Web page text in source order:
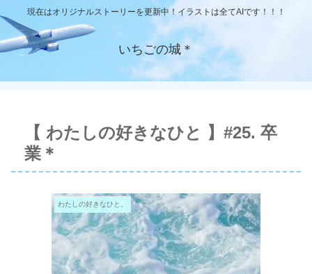
現在はオリジナルストーリーを更新中！イラストは全てAIです！！！
いちごの城＊
【 わたしの好きなひと 】#25. 卒
業＊
わたしの好きなひと。